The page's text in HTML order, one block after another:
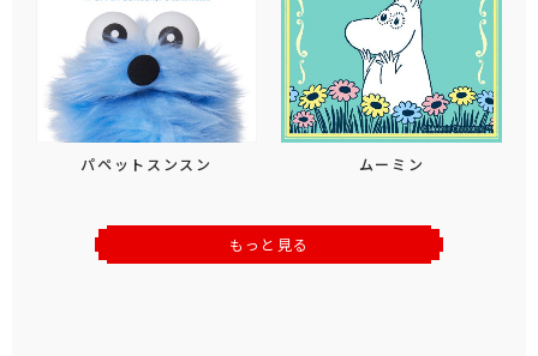
パペットスンスン ムーミン
もっと見る